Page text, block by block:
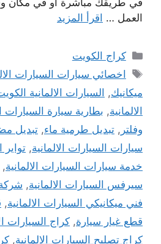
العمل … اقرأ المزيد
التصنيفات
كراج الكويت
الوسوم
اخصائي سيارات السيارات
ميكانيك, السيارات الالمانية
الالمانية, بطارية سيارة السيارات
وفلتر , تبديل طرمية ماء, تبديل
سيارات السيارات الالمانية, تواير
خدمة سيارات السيارات الالمانية,
سيرفس السيارات الالمانية, شركة
فني ميكانيكي السيارات الالمانية,
قطع غيار سيارة, كراج السيارات
كراج تصليح السيارات الالمانية,